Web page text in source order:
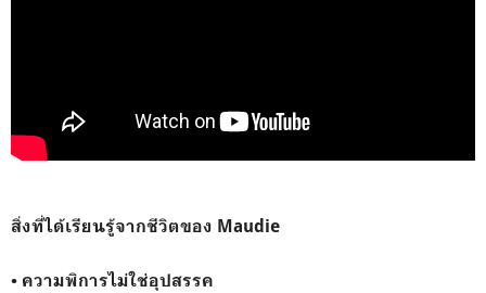
สิ่งที่ได้เรียนรู้จากชีวิตของ Maudie
• ความพิการไม่ใช่อุปสรรค